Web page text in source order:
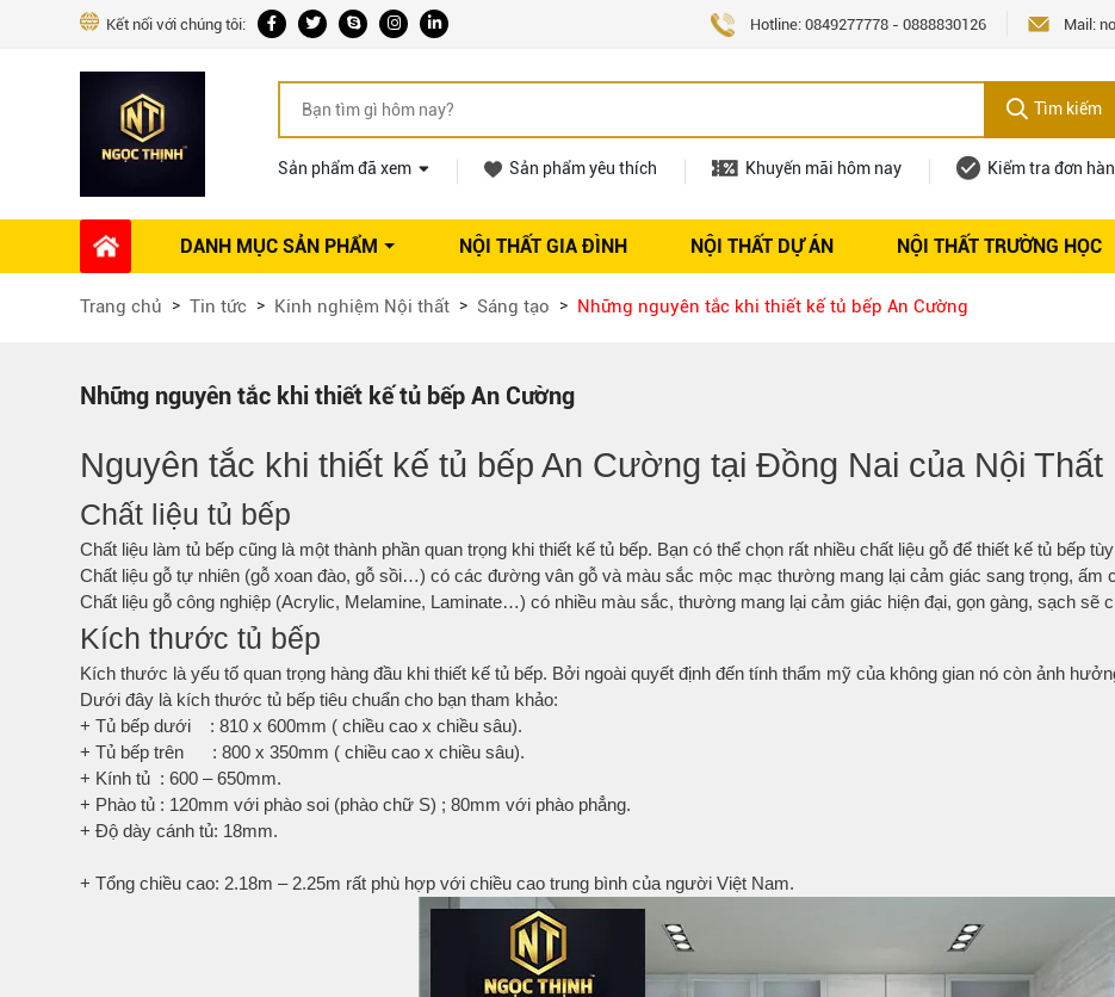
Kết nối với chúng tôi: Hotline: 0849277778 - 0888830126 Mail:
Tìm kiếm
Sản phẩm đã xem Sản phẩm yêu thích Khuyến mãi hôm nay Kiểm tra đơn
DANH MỤC SẢN PHẨM
Phụ kiện Nội thất
Ổ khóa tủ
Máy hút mùi
Phụ kiện tủ áo
Phụ kiện tủ bếp trên
Thùng đựng gạo
Bếp từ-Bếp hồng ngoại
Chậu rửa bát
Ray trượt – bản lề – tay nắm cửa
Phụ kiện tủ bếp dưới
Giá để bát đĩa đa năng
Giá để dao thớt
Kệ để chất tẩy rửa
Kệ gia vị
Kệ góc liên hoàn
NỘI THẤT GIA ĐÌNH NỘI THẤT DỰ ÁN NỘI THẤT TRƯỜNG HỌC
Dự án thi công Tuyển dụng
Trang chủ Tin tức Kinh nghiệm Nội thất Sáng tạo Những nguyên tắc khi thiết kế tủ bếp An Cường
Những nguyên tắc khi thiết kế tủ bếp An Cường
Nguyên tắc khi thiết kế tủ bếp An Cường tại Đồng Nai của Nội Thất
Chất liệu tủ bếp
Chất liệu làm tủ bếp cũng là một thành phần quan trọng khi thiết kế tủ bếp. Bạn có thể chọn rất nhiều chất liệu gỗ để thiết kế tủ bếp
Chất liệu gỗ tự nhiên (gỗ xoan đào, gỗ sồi…) có các đường vân gỗ và màu sắc mộc mạc thường mang lại cảm giác sang trọng, ấm
Chất liệu gỗ công nghiệp (Acrylic, Melamine, Laminate…) có nhiều màu sắc, thường mang lại cảm giác hiện đại, gọn gàng, sạch sẽ
Kích thước tủ bếp
Kích thước là yếu tố quan trọng hàng đầu khi thiết kế tủ bếp. Bởi ngoài quyết định đến tính thẩm mỹ của không gian nó còn ảnh
Dưới đây là kích thước tủ bếp tiêu chuẩn cho bạn tham khảo:
+ Tủ bếp dưới : 810 x 600mm ( chiều cao x chiều sâu).
+ Tủ bếp trên : 800 x 350mm ( chiều cao x chiều sâu).
+ Kính tủ : 600 – 650mm.
+ Phào tủ : 120mm với phào soi (phào chữ S) ; 80mm với phào phẳng.
+ Độ dày cánh tủ: 18mm.
+ Tổng chiều cao: 2.18m – 2.25m rất phù hợp với chiều cao trung bình của người Việt Nam.